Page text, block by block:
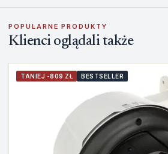
POPULARNE PRODUKTY
Klienci oglądali także
TANIEJ -809 ZŁ BESTSELLER